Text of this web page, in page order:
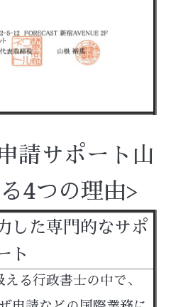
請サポート山
4つの理由>
した専門的なサポ
ト
る行政書士の中で、